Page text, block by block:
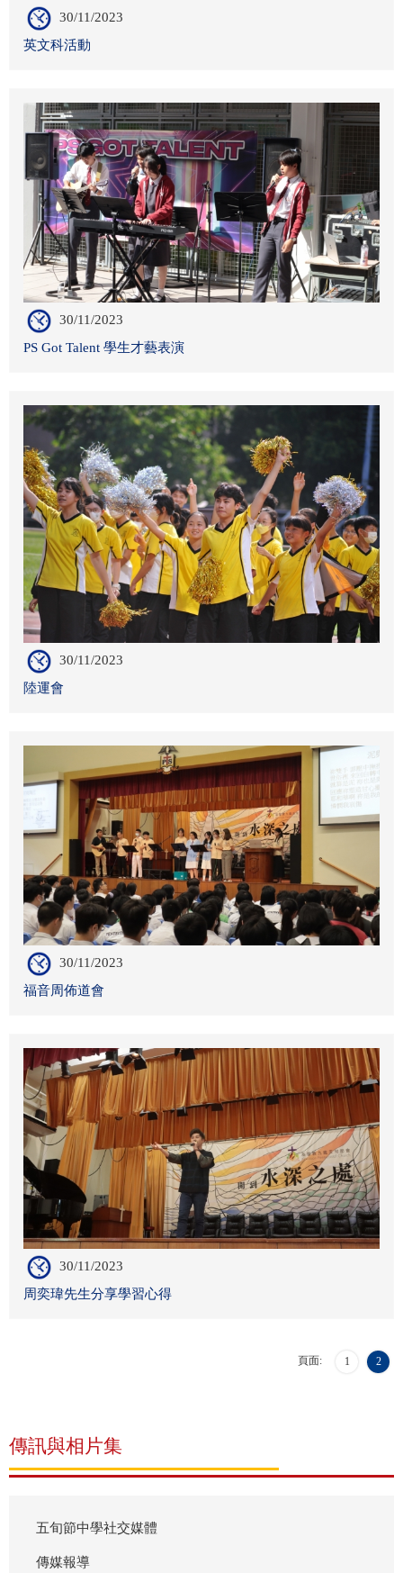
30/11/2023
英文科活動
30/11/2023
PS Got Talent 學生才藝表演
30/11/2023
陸運會
30/11/2023
福音周佈道會
30/11/2023
周奕瑋先生分享學習心得
頁面: 1 2
傳訊與相片集
五旬節中學社交媒體
傳媒報導